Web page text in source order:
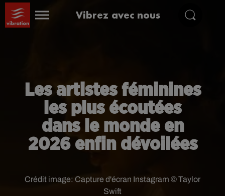
Vibrez avec nous
Les artistes féminines
les plus écoutées
dans le monde en
2026 enfin dévoilées
Crédit image: Capture d'écran Instagram © Taylor
Swift